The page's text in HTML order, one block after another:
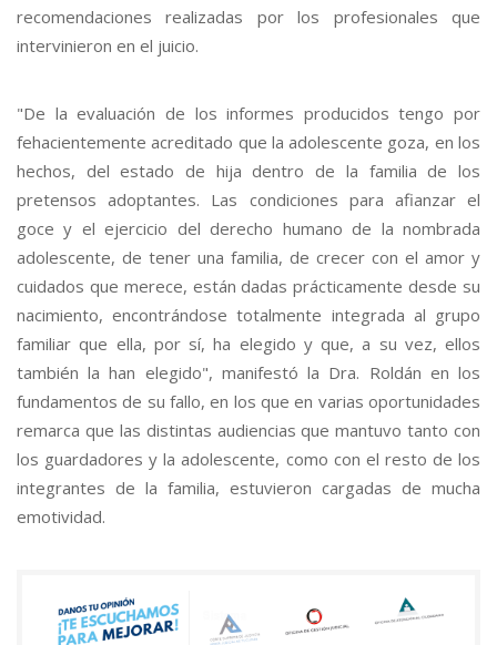
recomendaciones realizadas por los profesionales que
intervinieron en el juicio.
"De la evaluación de los informes producidos tengo por
fehacientemente acreditado que la adolescente goza, en los
hechos, del estado de hija dentro de la familia de los
pretensos adoptantes. Las condiciones para afianzar el
goce y el ejercicio del derecho humano de la nombrada
adolescente, de tener una familia, de crecer con el amor y
cuidados que merece, están dadas prácticamente desde su
nacimiento, encontrándose totalmente integrada al grupo
familiar que ella, por sí, ha elegido y que, a su vez, ellos
también la han elegido", manifestó la Dra. Roldán en los
fundamentos de su fallo, en los que en varias oportunidades
remarca que las distintas audiencias que mantuvo tanto con
los guardadores y la adolescente, como con el resto de los
integrantes de la familia, estuvieron cargadas de mucha
emotividad.